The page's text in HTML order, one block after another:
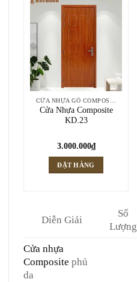
Cửa Nhựa Composite
KD.23
3.000.000₫
ĐẶT HÀNG
Diễn Giải
Số
Lượng
Cửa nhựa
Composite phủ
da